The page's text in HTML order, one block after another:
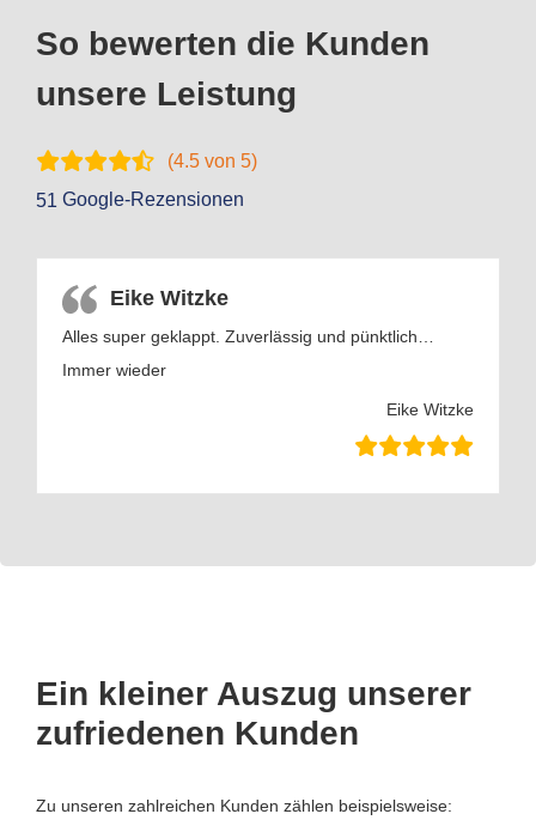
So bewerten die Kunden
unsere Leistung
(4.5 von 5)
51 Google-Rezensionen
Eike Witzke
Alles super geklappt. Zuverlässig und pünktlich…
Immer wieder
Eike Witzke
Ein kleiner Auszug unserer
zufriedenen Kunden
Zu unseren zahlreichen Kunden zählen beispielsweise: